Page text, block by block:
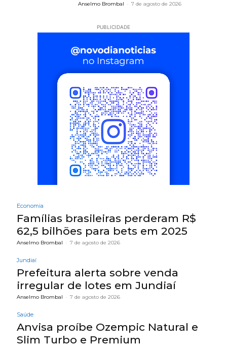
Anselmo Brombal - 7 de agosto de 2026
PUBLICIDADE
Economia
Famílias brasileiras perderam R$
62,5 bilhões para bets em 2025
Anselmo Brombal - 7 de agosto de 2026
Jundiaí
Prefeitura alerta sobre venda
irregular de lotes em Jundiaí
Anselmo Brombal - 7 de agosto de 2026
Saúde
Anvisa proíbe Ozempic Natural e
Slim Turbo e Premium